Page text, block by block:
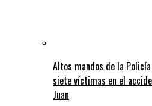
Altos mandos de la
siete víctimas en el
Juan